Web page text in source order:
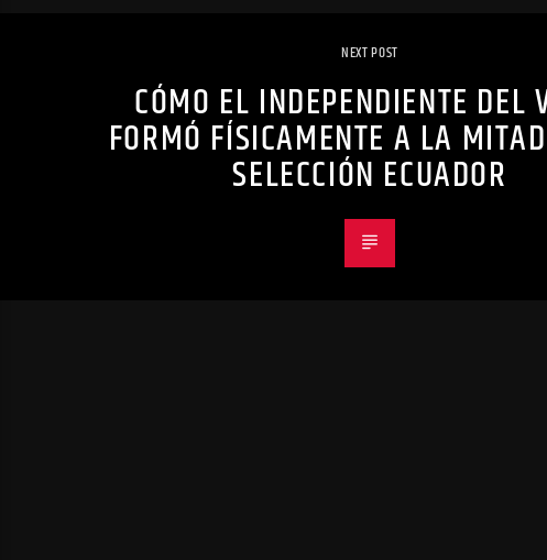
NEXT POST
CÓMO EL INDEPENDIENTE DEL
FORMÓ FÍSICAMENTE A LA
SELECCIÓN ECUADOR